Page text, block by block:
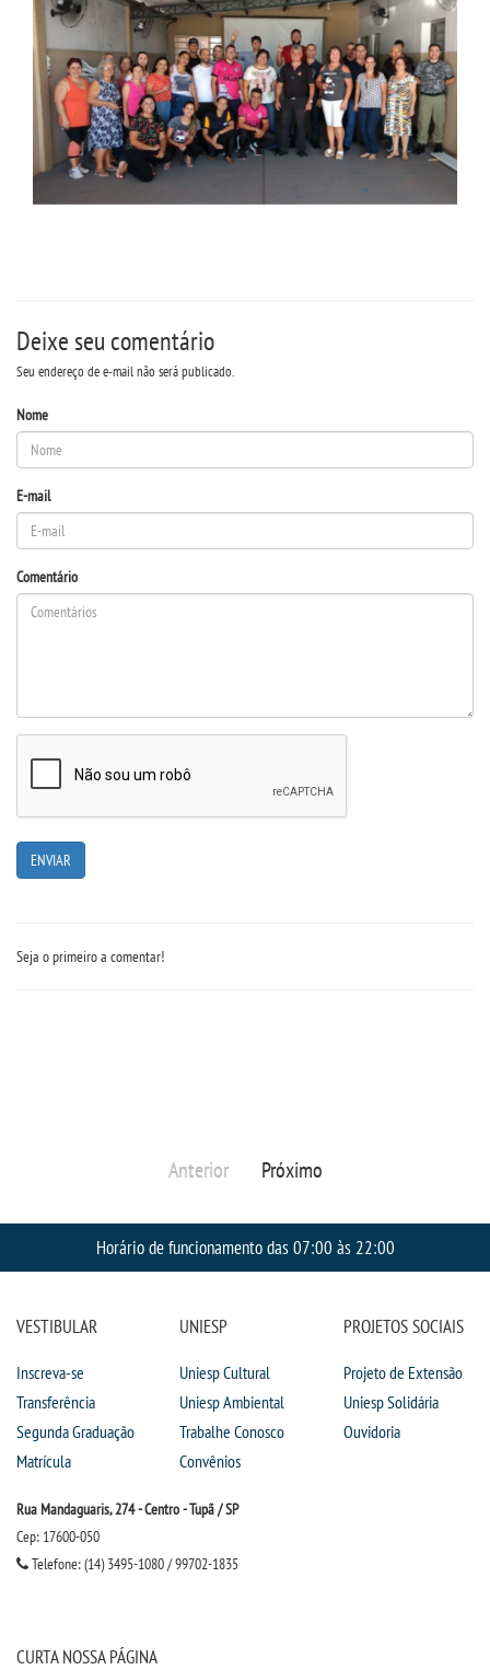
Deixe seu comentário
Seu endereço de e-mail não será publicado.
Nome
E-mail
Comentário
Seja o primeiro a comentar!
Anterior Próximo
Horário de funcionamento das 07:00 às 22:00
VESTIBULAR
Inscreva-se
Transferência
Segunda Graduação
Matrícula
UNIESP
Uniesp Cultural
Uniesp Ambiental
Trabalhe Conosco
Convênios
PROJETOS SOCIAIS
Projeto de Extensão
Uniesp Solidária
Ouvidoria
Rua Mandaguaris, 274 - Centro - Tupã / SP
Cep: 17600-050
Telefone: (14) 3495-1080 / 99702-1835
CURTA NOSSA PÁGINA